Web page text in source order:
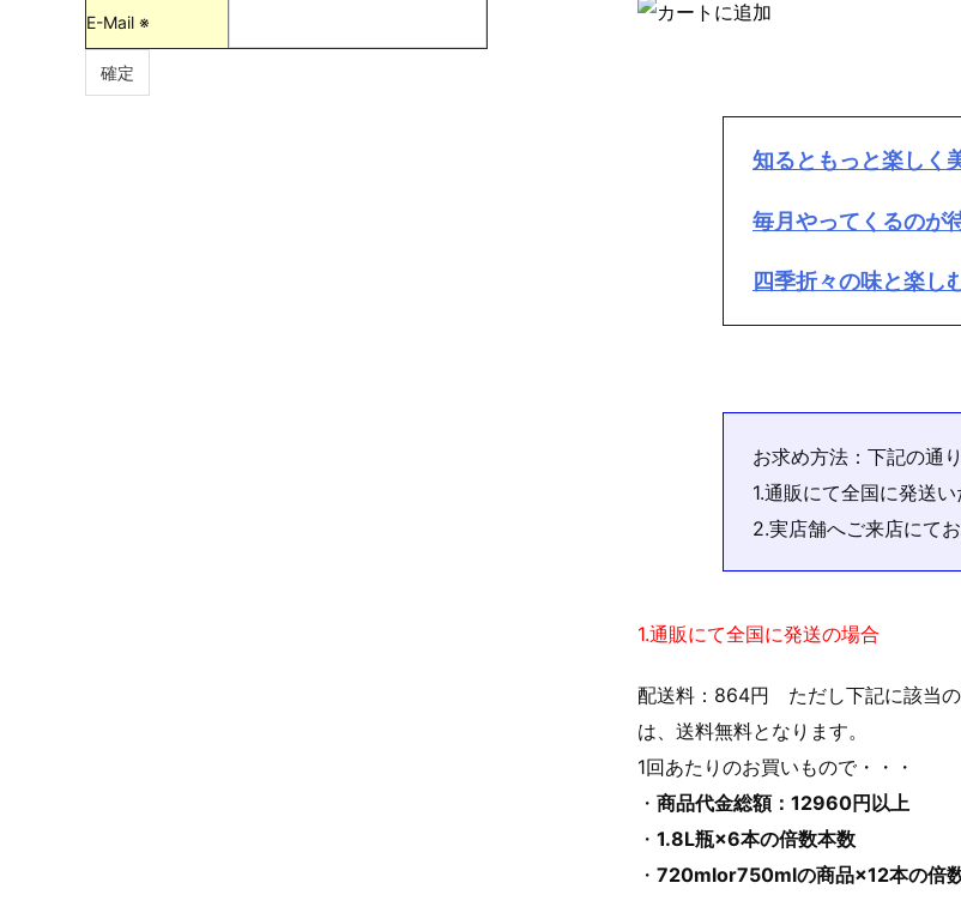
知るともっと楽しく
毎月やってくるのが
四季折々の味と楽し
お求め方法：下記の通
1.通販にて全国に発送い
2.実店舗へご来店にて
1.通販にて全国に発送の場合
配送料：864円 ただし下記に該当
は、送料無料となります。
1回あたりのお買いもので・・・
・ 商品代金総額：12960円以上
・ 1.8L瓶×6本の倍数本数
・ 720mlor750mlの商品×12本の倍
E-Mail ※